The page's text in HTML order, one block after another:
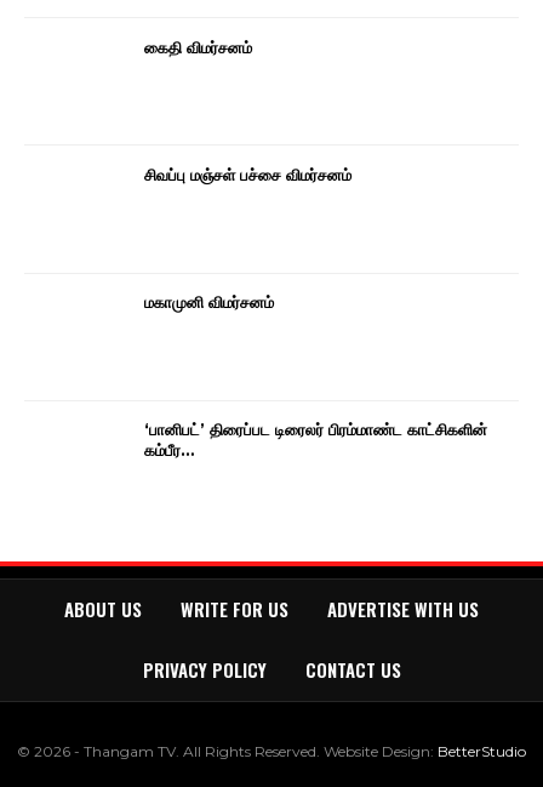
கைதி விமர்சனம்
சிவப்பு மஞ்சள் பச்சை விமர்சனம்
மகாமுனி விமர்சனம்
‘பானிபட்’ திரைப்பட டிரைலர் பிரம்மாண்ட காட்சிகளின்
கம்பீர…
ABOUT US WRITE FOR US ADVERTISE WITH US
PRIVACY POLICY CONTACT US
© 2026 - Thangam TV. All Rights Reserved. Website Design: BetterStudio